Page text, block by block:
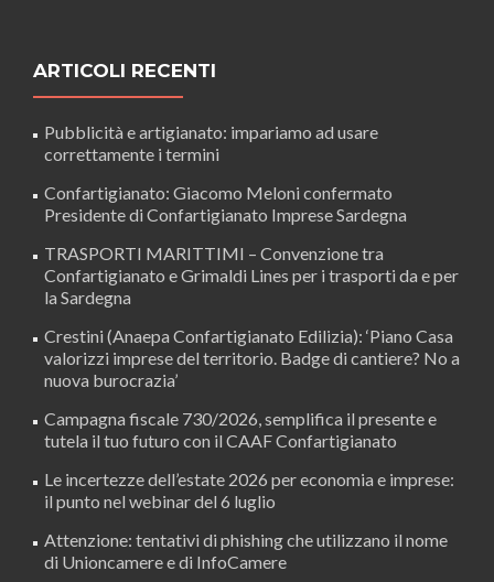
ARTICOLI RECENTI
Pubblicità e artigianato: impariamo ad usare
correttamente i termini
Confartigianato: Giacomo Meloni confermato
Presidente di Confartigianato Imprese Sardegna
TRASPORTI MARITTIMI – Convenzione tra
Confartigianato e Grimaldi Lines per i trasporti da e per
la Sardegna
Crestini (Anaepa Confartigianato Edilizia): ‘Piano Casa
valorizzi imprese del territorio. Badge di cantiere? No a
nuova burocrazia’
Campagna fiscale 730/2026, semplifica il presente e
tutela il tuo futuro con il CAAF Confartigianato
Le incertezze dell’estate 2026 per economia e imprese:
il punto nel webinar del 6 luglio
Attenzione: tentativi di phishing che utilizzano il nome
di Unioncamere e di InfoCamere